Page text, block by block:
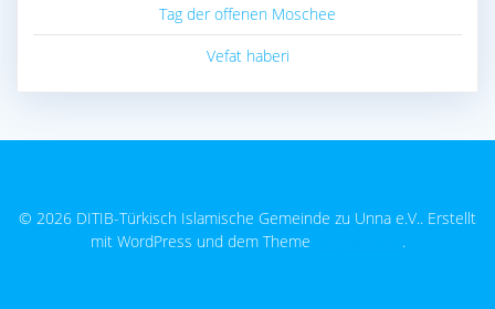
Tag der offenen Moschee
Vefat haberi
© 2026 DITIB-Türkisch Islamische Gemeinde zu Unna e.V.. Erstellt
mit WordPress und dem Theme
.